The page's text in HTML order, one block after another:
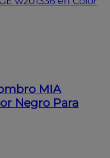
MIA
Negro Para